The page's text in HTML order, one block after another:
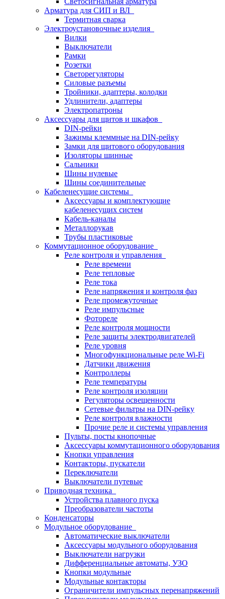
Арматура для СИП и ВЛ
Термитная сварка
Электроустановочные изделия
Вилки
Выключатели
Рамки
Розетки
Светорегуляторы
Силовые разъемы
Тройники, адаптеры, колодки
Удлинители, адаптеры
Электропатроны
Аксессуары для щитов и шкафов
DIN-рейки
Зажимы клеммные на DIN-рейку
Замки для щитового оборудования
Изоляторы шинные
Сальники
Шины нулевые
Шины соединительные
Кабеленесущие системы
Аксессуары и комплектующие
кабеленесущих систем
Кабель-каналы
Металлорукав
Трубы пластиковые
Коммутационное оборудование
Реле контроля и управления
Реле времени
Реле тепловые
Реле тока
Реле напряжения и контроля фаз
Реле промежуточные
Реле импульсные
Фотореле
Реле контроля мощности
Реле защиты электродвигателей
Реле уровня
Многофункциональные реле Wi-Fi
Датчики движения
Контроллеры
Реле температуры
Реле контроля изоляции
Регуляторы освещенности
Сетевые фильтры на DIN-рейку
Реле контроля влажности
Прочие реле и системы управления
Пульты, посты кнопочные
Аксессуары коммутационного оборудования
Кнопки управления
Контакторы, пускатели
Переключатели
Выключатели путевые
Приводная техника
Устройства плавного пуска
Преобразователи частоты
Конденсаторы
Модульное оборудование
Автоматические выключатели
Аксессуары модульного оборудования
Выключатели нагрузки
Дифференциальные автоматы, УЗО
Кнопки модульные
Модульные контакторы
Ограничители импульсных перенапряжений